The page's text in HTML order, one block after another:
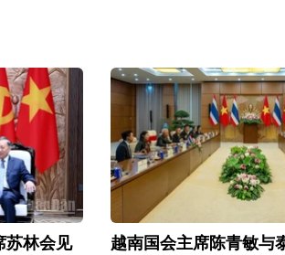
苏林会见
越南国会主席陈青敏与